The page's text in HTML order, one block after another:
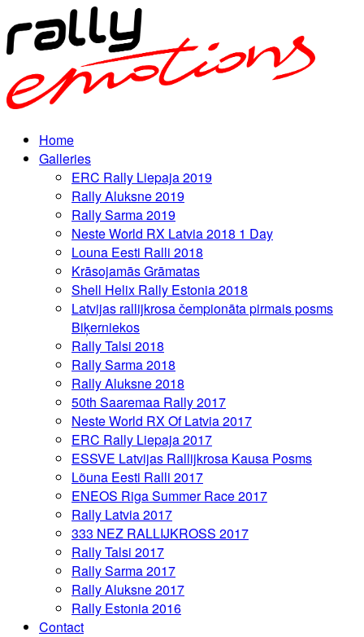
Home
Galleries
ERC Rally Liepaja 2019
Rally Aluksne 2019
Rally Sarma 2019
Neste World RX Latvia 2018 1 Day
Louna Eesti Ralli 2018
Krāsojamās Grāmatas
Shell Helix Rally Estonia 2018
Latvijas rallijkrosa čempionāta pirmais posms
Biķerniekos
Rally Talsi 2018
Rally Sarma 2018
Rally Aluksne 2018
50th Saaremaa Rally 2017
Neste World RX Of Latvia 2017
ERC Rally Liepaja 2017
ESSVE Latvijas Rallijkrosa Kausa Posms
Lõuna Eesti Ralli 2017
ENEOS Riga Summer Race 2017
Rally Latvia 2017
333 NEZ RALLIJKROSS 2017
Rally Talsi 2017
Rally Sarma 2017
Rally Aluksne 2017
Rally Estonia 2016
Contact